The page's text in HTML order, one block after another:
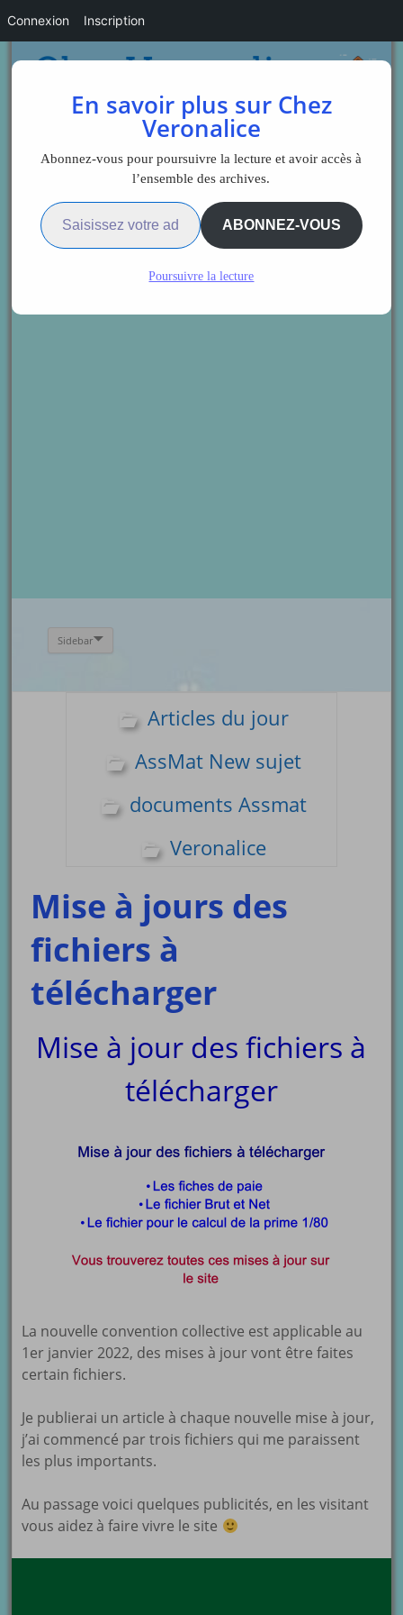
Sidebar
Articles du jour
AssMat New sujet
documents Assmat
Veronalice
Mise à jours des
fichiers à
télécharger
Mise à jour des fichiers à
télécharger
La nouvelle convention collective est applicable au
1er janvier 2022, des mises à jour vont être faites
certain fichiers.
Je publierai un article à chaque nouvelle mise à jour,
j’ai commencé par trois fichiers qui me paraissent
les plus importants.
Au passage voici quelques publicités, en les visitant
vous aidez à faire vivre le site
En savoir plus sur Chez
Veronalice
Abonnez-vous pour poursuivre la lecture et avoir accès à
l’ensemble des archives.
Saisissez votre adresse e-mail…
ABONNEZ-VOUS
Poursuivre la lecture
Connexion Inscription